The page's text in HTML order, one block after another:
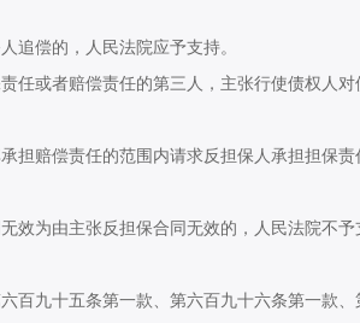
偿的，人民法院应予支持。
或者赔偿责任的第三人，主张行使债权人对
赔偿责任的范围内请求反担保人承担担保责
为由主张反担保合同无效的，人民法院不予
九十五条第一款、第六百九十六条第一款、